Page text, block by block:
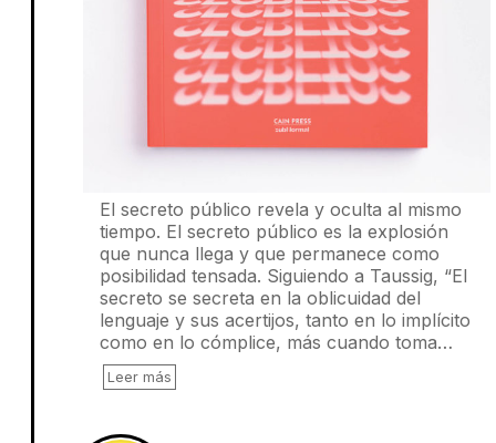
El secreto público revela y oculta al mismo
tiempo. El secreto público es la explosión
que nunca llega y que permanece como
posibilidad tensada. Siguiendo a Taussig, “El
secreto se secreta en la oblicuidad del
lenguaje y sus acertijos, tanto en lo implícito
como en lo cómplice, más cuando toma…
Leer más